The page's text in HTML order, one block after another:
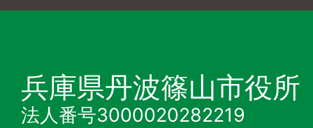
兵庫県丹波篠山市役所
法人番号3000020282219